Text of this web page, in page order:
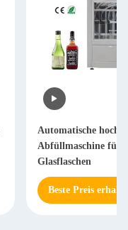
Automatische
Abfüllmaschine für
Glasflaschen
Beste Preis